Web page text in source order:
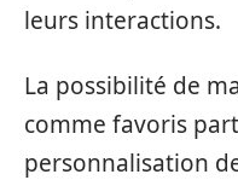
leurs interactions.
La possibilité de
comme favoris
personnalisation